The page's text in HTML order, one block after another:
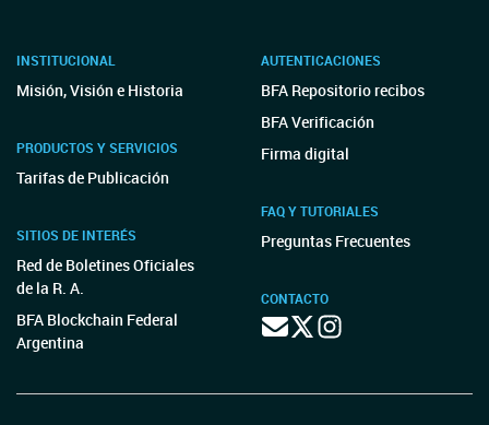
INSTITUCIONAL
Misión, Visión e Historia
PRODUCTOS Y SERVICIOS
Tarifas de Publicación
SITIOS DE INTERÉS
Red de Boletines Oficiales
de la R. A.
BFA Blockchain Federal
Argentina
AUTENTICACIONES
BFA Repositorio recibos
BFA Verificación
Firma digital
FAQ Y TUTORIALES
Preguntas Frecuentes
CONTACTO